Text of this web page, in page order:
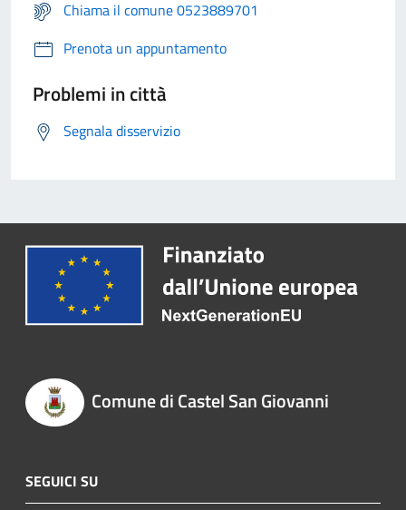
Chiama il comune 0523889701
Prenota un appuntamento
Problemi in città
Segnala disservizio
Comune di Castel San Giovanni
SEGUICI SU